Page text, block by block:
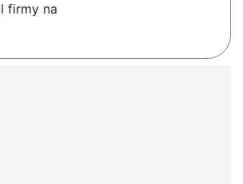
firmy na